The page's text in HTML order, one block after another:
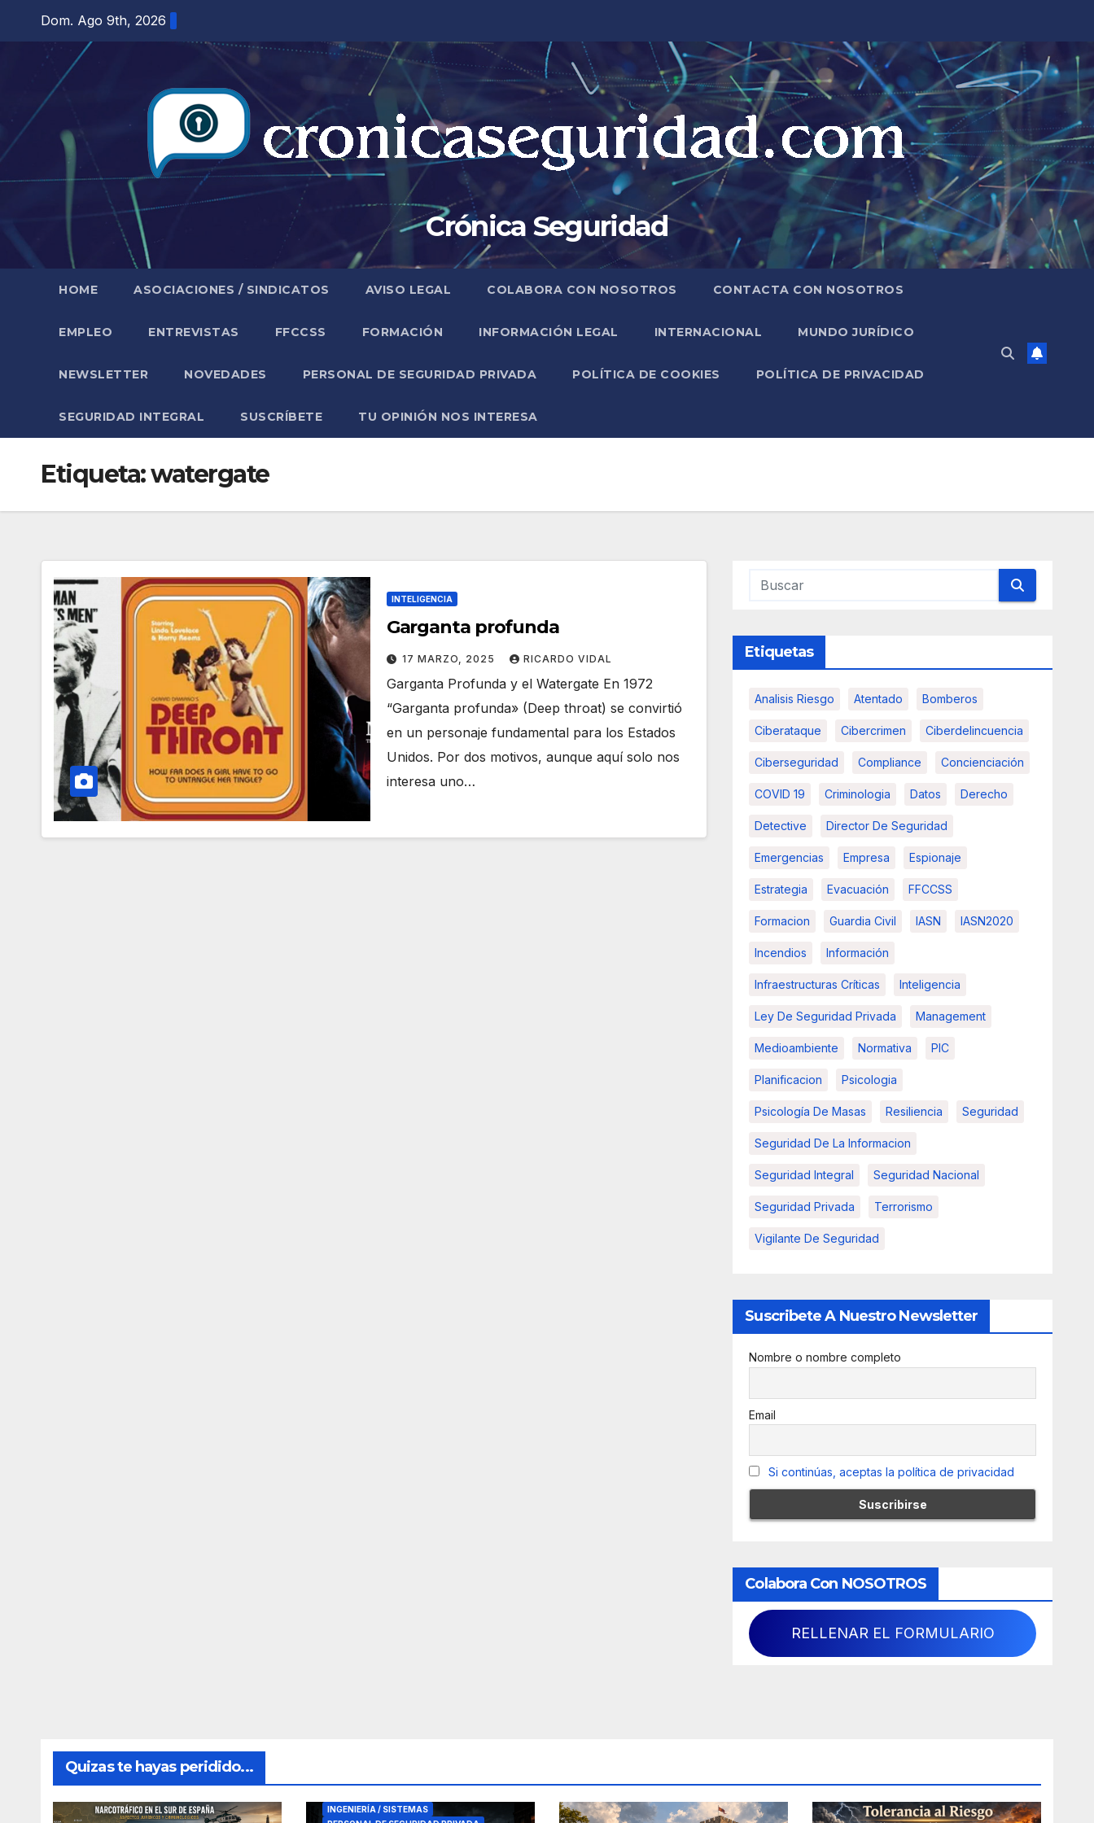
contenido
Dom. Ago 9th, 2026
Crónica Seguridad
HOME ASOCIACIONES / SINDICATOS AVISO LEGAL COLABORA CON NOSOTROS CONTACTA CON NOSOTROS
EMPLEO ENTREVISTAS FFCCSS FORMACIÓN INFORMACIÓN LEGAL INTERNACIONAL MUNDO JURÍDICO
NEWSLETTER NOVEDADES PERSONAL DE SEGURIDAD PRIVADA POLÍTICA DE COOKIES POLÍTICA DE PRIVACIDAD
SEGURIDAD INTEGRAL SUSCRÍBETE TU OPINIÓN NOS INTERESA
Etiqueta:watergate
INTELIGENCIA
Garganta profunda
17 MARZO, 2025 RICARDO VIDAL
Garganta Profunda y el Watergate En 1972
“Garganta profunda» (Deep throat) se convirtió
en un personaje fundamental para los Estados
Unidos. Por dos motivos, aunque aquí solo nos
interesa uno…
Etiquetas
Analisis Riesgo Atentado Bomberos
Ciberataque Cibercrimen Ciberdelincuencia
Ciberseguridad Compliance Concienciación
COVID 19 Criminologia Datos Derecho
Detective Director De Seguridad
Emergencias Empresa Espionaje
Estrategia Evacuación FFCCSS
Formacion Guardia Civil IASN IASN2020
Incendios Información
Infraestructuras Críticas Inteligencia
Ley De Seguridad Privada Management
Medioambiente Normativa PIC
Planificacion Psicologia
Psicología De Masas Resiliencia Seguridad
Seguridad De La Informacion
Seguridad Integral Seguridad Nacional
Seguridad Privada Terrorismo
Vigilante De Seguridad
Suscribete A Nuestro Newsletter
Nombre o nombre completo
Email
Si continúas, aceptas la política de privacidad
Colabora Con NOSOTROS
RELLENAR EL FORMULARIO
Quizas te hayas peridido...
INGENIERÍA / SISTEMAS